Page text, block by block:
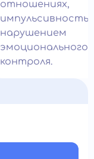
отношениях,
нарушением
эмоционального
контроля.